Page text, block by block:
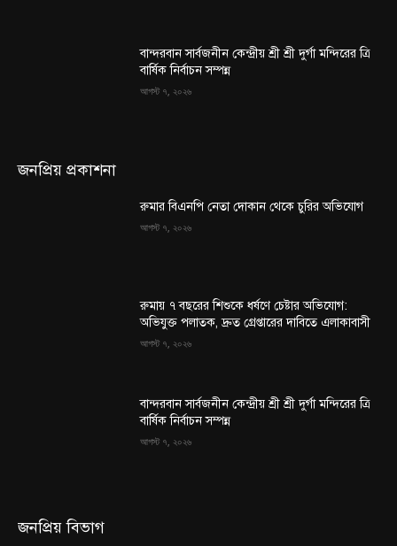
বান্দরবান সার্বজনীন কেন্দ্রীয় শ্রী শ্রী দুর্গা মন্দিরের ত্রি
বার্ষিক নির্বাচন সম্পন্ন
আগস্ট ৭, ২০২৬
জনপ্রিয় প্রকাশনা
রুমার বিএনপি নেতা দোকান থেকে চুরির অভিযোগ
আগস্ট ৭, ২০২৬
রুমায় ৭ বছরের শিশুকে ধর্ষণে চেষ্টার অভিযোগ:
অভিযুক্ত পলাতক, দ্রুত গ্রেপ্তারের দাবিতে এলাকাবাসী
আগস্ট ৭, ২০২৬
বান্দরবান সার্বজনীন কেন্দ্রীয় শ্রী শ্রী দুর্গা মন্দিরের ত্রি
বার্ষিক নির্বাচন সম্পন্ন
আগস্ট ৭, ২০২৬
জনপ্রিয় বিভাগ